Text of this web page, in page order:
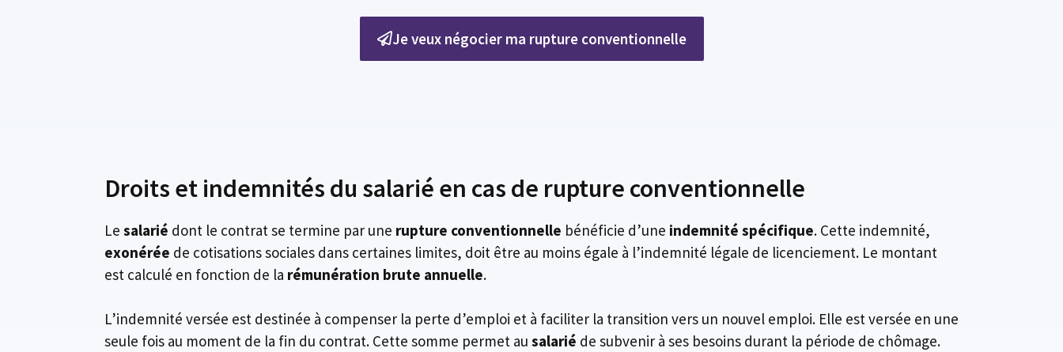
Je veux négocier ma rupture conventionnelle
Droits et indemnités du salarié en cas de rupture conventionnelle
Le salarié dont le contrat se termine par une rupture conventionnelle bénéficie d’une indemnité spécifique. Cette indemnité,
exonérée de cotisations sociales dans certaines limites, doit être au moins égale à l’indemnité légale de licenciement. Le montant
est calculé en fonction de la rémunération brute annuelle.
L’indemnité versée est destinée à compenser la perte d’emploi et à faciliter la transition vers un nouvel emploi. Elle est versée en une
seule fois au moment de la fin du contrat. Cette somme permet au salarié de subvenir à ses besoins durant la période de chômage.